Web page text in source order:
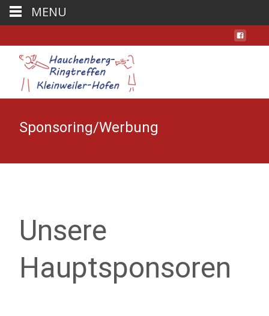
Sponsoring/Werbung
Unsere
Hauptsponsoren
MENU